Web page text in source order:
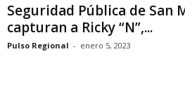
Seguridad Pública de San
capturan a Ricky “N”,...
Pulso Regional - enero 5, 2023